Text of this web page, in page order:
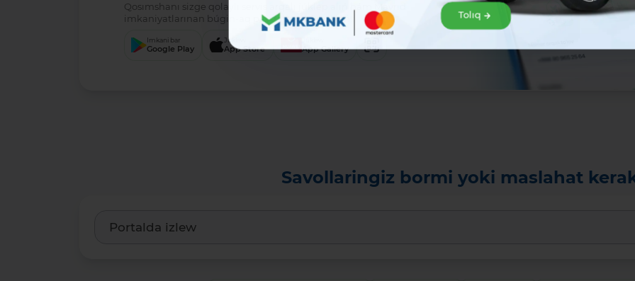
Qosımshanı sizge qolaylı servis arqalı júklep alıń hám Mavrid
imkaniyatlarınan búgin-aq paydalanıwdı baslań!:
Imkani bar
Google Play
Júklew
App Store App Gallery
Savollaringiz bormi yoki maslahat
Tolıq